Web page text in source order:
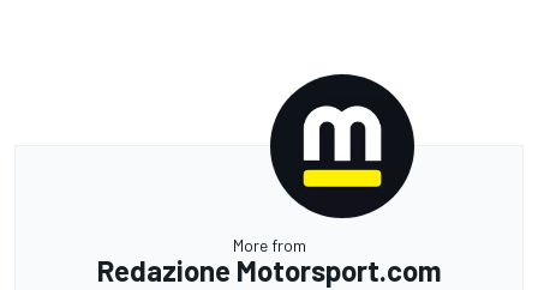
More from
Redazione Motorsport.com